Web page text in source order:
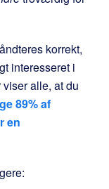
korrekt,
interesseret i
alle, at du
89% af
en